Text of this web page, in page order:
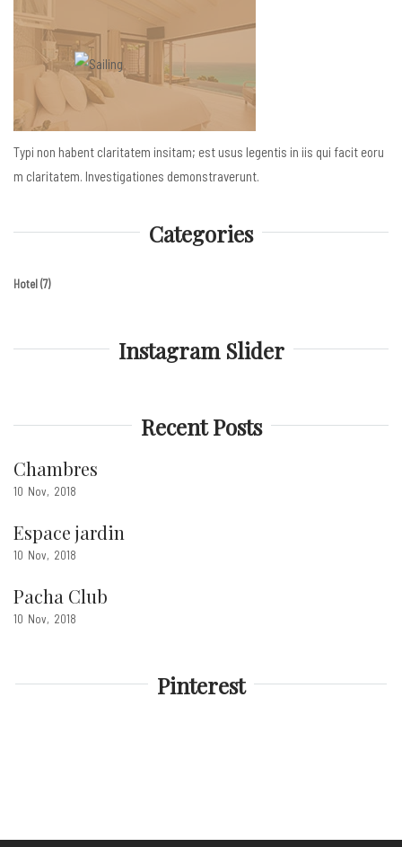
Typi non habent claritatem insitam; est usus legentis in iis qui facit eoru
m claritatem. Investigationes demonstraverunt.
Categories
Hotel(7)
Instagram Slider
Recent Posts
Chambres
10 Nov 2018
Espace jardin
10 Nov 2018
Pacha Club
10 Nov 2018
Pinterest